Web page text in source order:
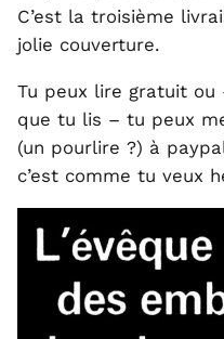
C’est la troisième
jolie couverture.
Tu peux lire gratuit ou
que tu lis – tu peux
(un pourlire ?) à
c’est comme tu veux